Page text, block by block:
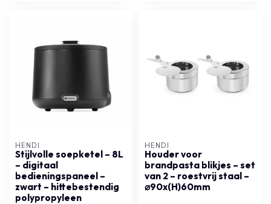
HENDI
Stijlvolle soepketel – 8L
– digitaal
bedieningspaneel –
zwart – hittebestendig
polypropyleen
HENDI
Houder voor
brandpasta blikjes – set
van 2 – roestvrij staal –
⌀90x(H)60mm